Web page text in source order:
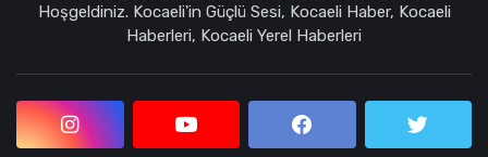
Hoşgeldiniz. Kocaeli'in Güçlü Sesi, Kocaeli Haber, Kocaeli
Haberleri, Kocaeli Yerel Haberleri